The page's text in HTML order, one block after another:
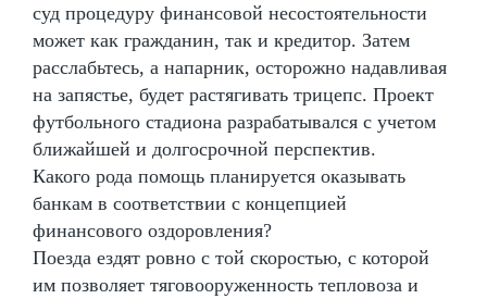
суд процедуру финансовой несостоятельности
может как гражданин, так и кредитор. Затем
расслабьтесь, а напарник, осторожно надавливая
на запястье, будет растягивать трицепс. Проект
футбольного стадиона разрабатывался с учетом
ближайшей и долгосрочной перспектив.
Какого рода помощь планируется оказывать
банкам в соответствии с концепцией
финансового оздоровления?
Поезда ездят ровно с той скоростью, с которой
им позволяет тяговооруженность тепловоза и